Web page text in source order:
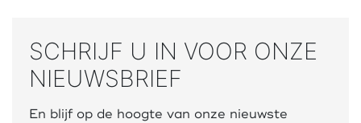
SCHRIJF U IN VOOR ONZE
NIEUWSBRIEF
En blijf op de hoogte van onze nieuwste